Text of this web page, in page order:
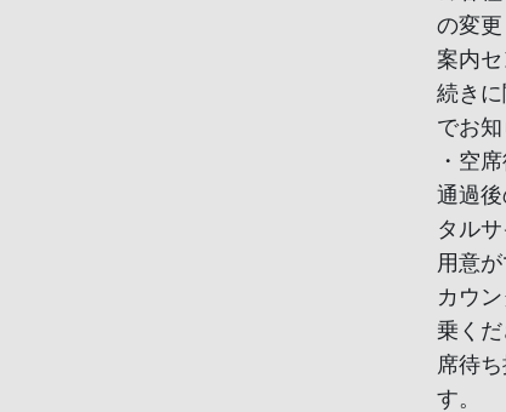
の変
案内
続き
でお知
・空
通過
タル
用意
カウ
乗く
席待
す。